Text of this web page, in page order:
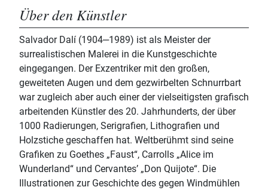
Über den Künstler
Salvador Dalí (1904‒1989) ist als Meister der
surrealistischen Malerei in die Kunstgeschichte
eingegangen. Der Exzentriker mit den großen,
geweiteten Augen und dem gezwirbelten Schnurrbart
war zugleich aber auch einer der vielseitigsten grafisch
arbeitenden Künstler des 20. Jahrhunderts, der über
1000 Radierungen, Serigrafien, Lithografien und
Holzstiche geschaffen hat. Weltberühmt sind seine
Grafiken zu Goethes „Faust“, Carrolls „Alice im
Wunderland“ und Cervantes’ „Don Quijote“. Die
Illustrationen zur Geschichte des gegen Windmühlen